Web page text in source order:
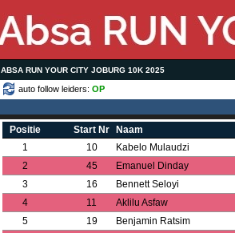
ABSA RUN YOUR CITY JOBURG 10K 2025
auto follow leiders: OP
Positie Start Nr
Naam
1
10
Kabelo Mulaudzi
2
45
Emanuel Dinday
3
16
Bennett Seloyi
4
11
Aklilu Asfaw
5
19 Benjamin Ratsim